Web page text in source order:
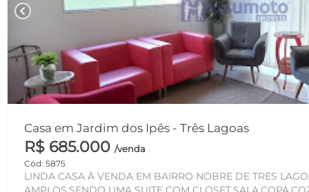
chevron_left
Casa em Jardim dos Ipês - Três Lagoas
R$ 685.000 /venda
Cód: 5875
LINDA CASA À VENDA EM BAIRRO NOBRE DE TRES LAGOAS-MS COM 3 QUARTOS